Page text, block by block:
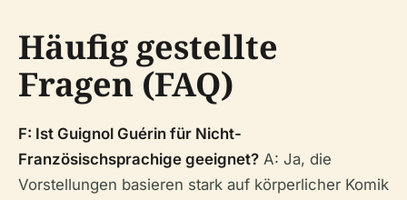
Häufig gestellte
Fragen (FAQ)
F: Ist Guignol Guérin für Nicht-
Französischsprachige geeignet? A: Ja, die
Vorstellungen basieren stark auf körperlicher Komik